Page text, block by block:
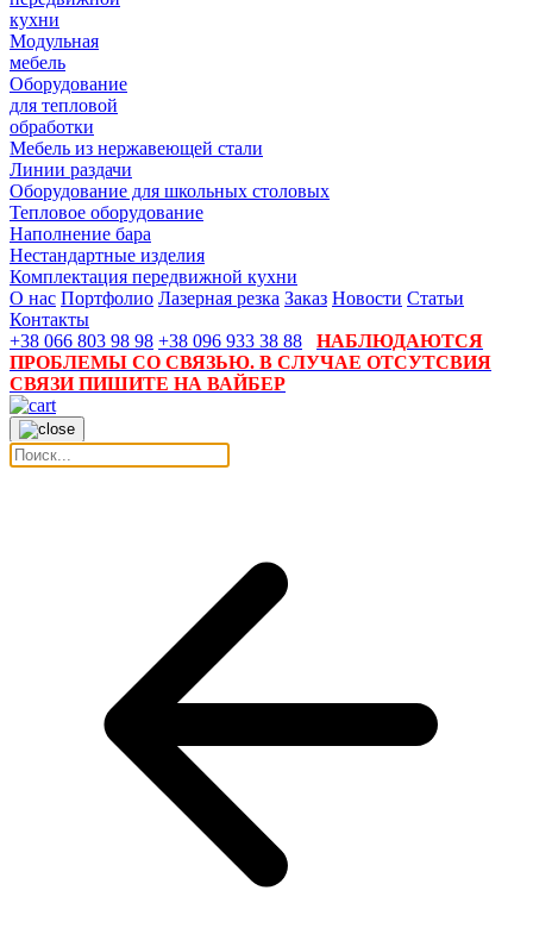
кухни
Модульная
мебель
Оборудование
для тепловой
обработки
Мебель из нержавеющей стали
Линии раздачи
Оборудование для школьных столовых
Тепловое оборудование
Наполнение бара
Нестандартные изделия
Комплектация передвижной кухни
О нас Портфолио Лазерная резка Заказ Новости Статьи
Контакты
+38 066 803 98 98 +38 096 933 38 88
НАБЛЮДАЮТСЯ
ПРОБЛЕМЫ СО СВЯЗЬЮ. В СЛУЧАЕ ОТСУТСВИЯ
СВЯЗИ ПИШИТЕ НА ВАЙБЕР